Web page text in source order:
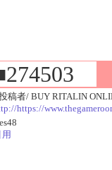
稿者/ BUY RITALIN
https://
用